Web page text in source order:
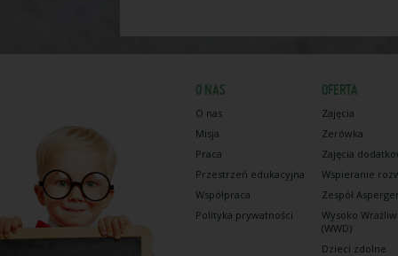
O NAS
O nas
Misja
Praca
Przestrzeń edukacyjna
Współpraca
Polityka prywatności
OFERTA
Zajęcia
Zerówka
Zajęcia
Wspieranie
Zespół
Wysoko
(WWD)
Dzieci zdolne